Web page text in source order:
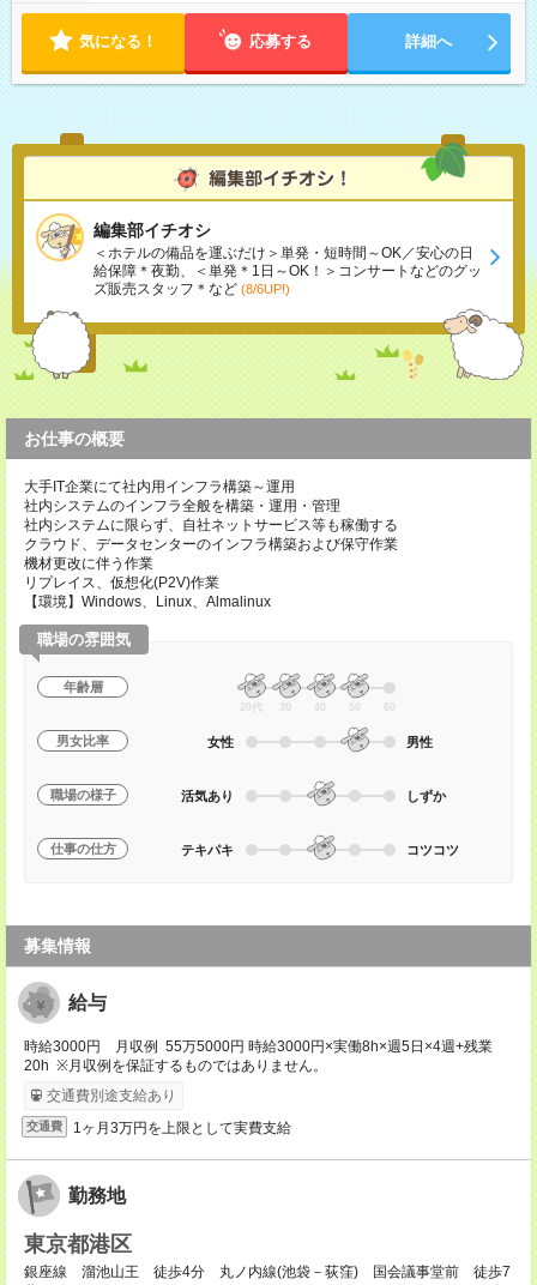
気になる！ 応募する 詳細へ
編集部イチオシ
＜ホテルの備品を運ぶだけ＞単発・短時間～OK／安心の日
給保障＊夜勤、＜単発＊1日～OK！＞コンサートなどのグッ
ズ販売スタッフ＊など (8/6UP!)
お仕事の概要
大手IT企業にて社内用インフラ構築～運用
社内システムのインフラ全般を構築・運用・管理
社内システムに限らず、自社ネットサービス等も稼働する
クラウド、データセンターのインフラ構築および保守作業
機材更改に伴う作業
リプレイス、仮想化(P2V)作業
【環境】Windows、Linux、Almalinux
職場の雰囲気
年齢層
20代 30 40 50 60
男女比率 女性 男性
職場の様子 活気あり しずか
仕事の仕方 テキパキ コツコツ
募集情報
給与
時給3000円 月収例 55万5000円 時給3000円×実働8h×週5日×4週+残業
20h ※月収例を保証するものではありません。
交通費別途支給あり
交通費 1ヶ月3万円を上限として実費支給
勤務地
東京都港区
銀座線 溜池山王 徒歩4分 丸ノ内線(池袋－荻窪) 国会議事堂前 徒歩7